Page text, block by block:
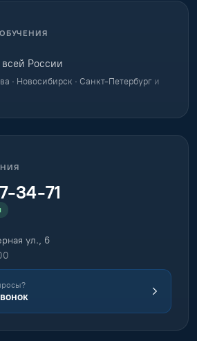
всей России
· Новосибирск · Санкт-Петербург и
34-71
ул., 6